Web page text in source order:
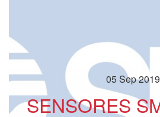
05 Sep 2019